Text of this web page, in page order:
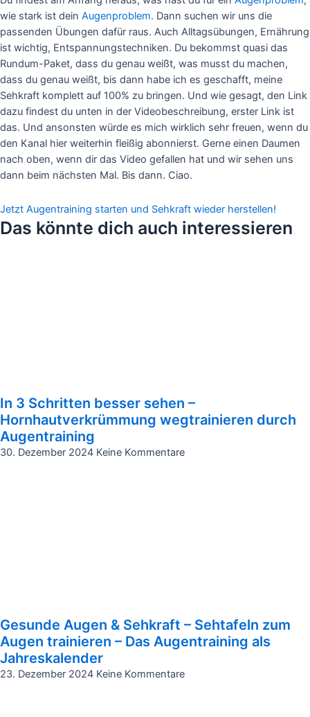
wie stark ist dein Augenproblem. Dann suchen wir uns die
passenden Übungen dafür raus. Auch Alltagsübungen, Ernährung
ist wichtig, Entspannungstechniken. Du bekommst quasi das
Rundum-Paket, dass du genau weißt, was musst du machen,
dass du genau weißt, bis dann habe ich es geschafft, meine
Sehkraft komplett auf 100% zu bringen. Und wie gesagt, den Link
dazu findest du unten in der Videobeschreibung, erster Link ist
das. Und ansonsten würde es mich wirklich sehr freuen, wenn du
den Kanal hier weiterhin fleißig abonnierst. Gerne einen Daumen
nach oben, wenn dir das Video gefallen hat und wir sehen uns
dann beim nächsten Mal. Bis dann. Ciao.
Jetzt Augentraining starten und Sehkraft wieder herstellen!
Das könnte dich auch interessieren
In 3 Schritten besser sehen –
Hornhautverkrümmung wegtrainieren durch
Augentraining
30. Dezember 2024 Keine Kommentare
Gesunde Augen & Sehkraft – Sehtafeln zum
Augen trainieren – Das Augentraining als
Jahreskalender
23. Dezember 2024 Keine Kommentare